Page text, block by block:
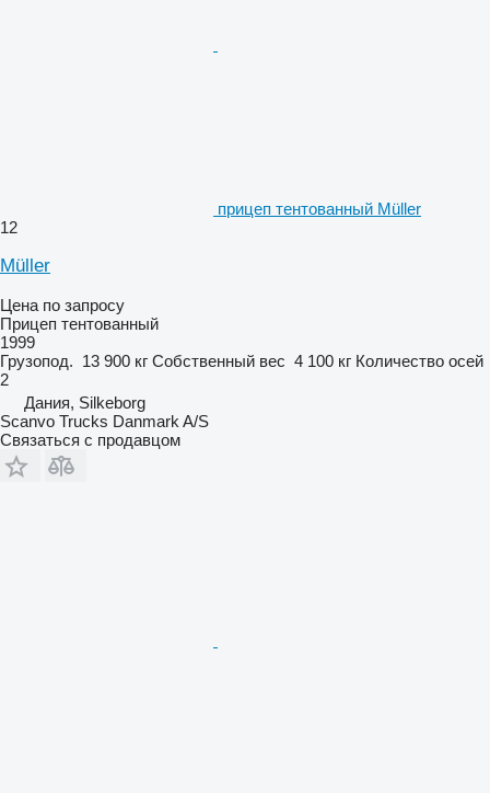
прицеп тентованный Müller
12
Müller
Цена по запросу
Прицеп тентованный
1999
Грузопод. 13 900 кг Собственный вес 4 100 кг Количество осей
2
Дания, Silkeborg
Scanvo Trucks Danmark A/S
Связаться с продавцом